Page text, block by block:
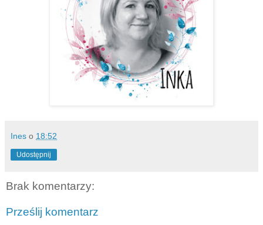
Ines o 18:52
Udostępnij
Brak komentarzy:
Prześlij komentarz